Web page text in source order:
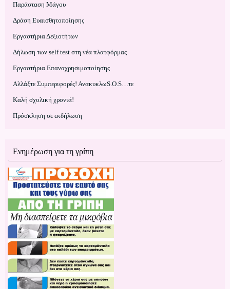
Παράσταση Μάγου
Δράση Ευαισθητοποίησης
Εργαστήρια Δεξιοτήτων
Δήλωση των self test στη νέα πλατφόρμας
Εργαστήρια Επαναχρησιμοποίησης
Αλλάξτε Συμπεριφορές! ΑνακυκλωS.O.S…τε
Kαλή σχολική χρονιά!
Πρόσκληση σε εκδήλωση
Ενημέρωση για τη γρίπη